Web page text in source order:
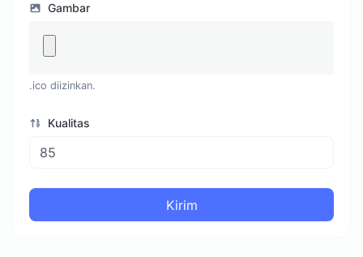
Gambar
.ico diizinkan.
Kualitas
Kirim